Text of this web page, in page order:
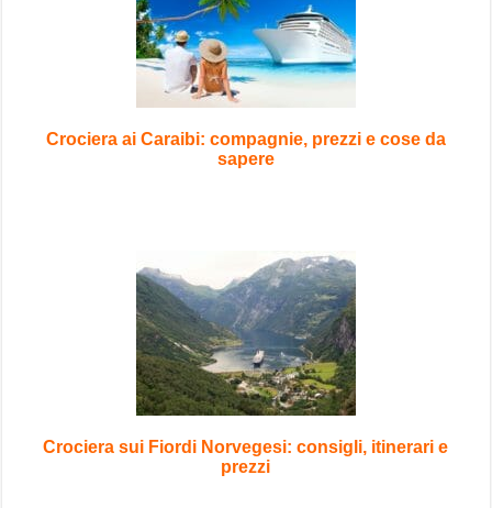
Crociera ai Caraibi: compagnie, prezzi e cose da
sapere
Crociera sui Fiordi Norvegesi: consigli, itinerari e
prezzi